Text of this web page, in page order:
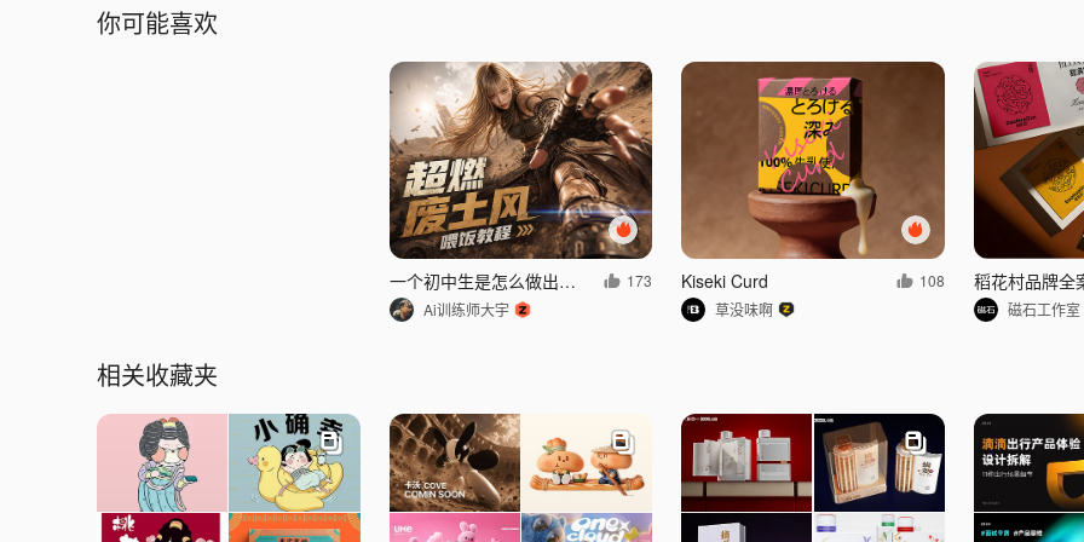
你可能喜欢
一个初中生是怎么做出这种AI大片的？
173
Ai训练师大宇
Kiseki Curd
108
草没味啊
磁石工作室
相关收藏夹